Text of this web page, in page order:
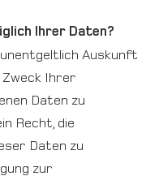
Ihrer Daten?
Auskunft
Ihrer
Daten zu
Recht, die
Daten zu
zur